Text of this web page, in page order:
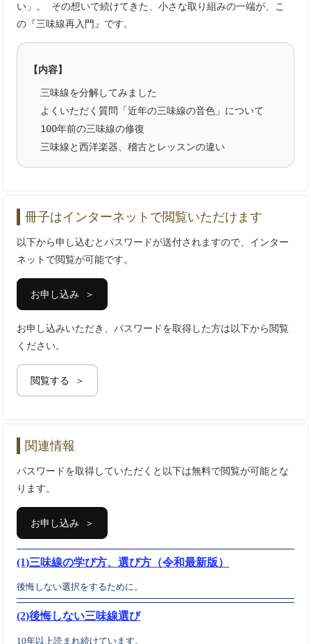
い」。 その想いで続けてきた、小さな取り組みの一端が、こ
の『三味線再入門』です。
【内容】
三味線を分解してみました
よくいただく質問「近年の三味線の音色」について
100年前の三味線の修復
三味線と西洋楽器、稽古とレッスンの違い
冊子はインターネットで閲覧いただけます
以下から申し込むとパスワードが送付されますので、インター
ネットで閲覧が可能です。
お申し込み ＞
お申し込みいただき、パスワードを取得した方は以下から閲覧
ください。
閲覧する ＞
関連情報
パスワードを取得していただくと以下は無料で閲覧が可能とな
ります。
お申し込み ＞
(1)三味線の学び方、選び方（令和最新版）
後悔しない選択をするために。
(2)後悔しない三味線選び
10年以上読まれ続けています。